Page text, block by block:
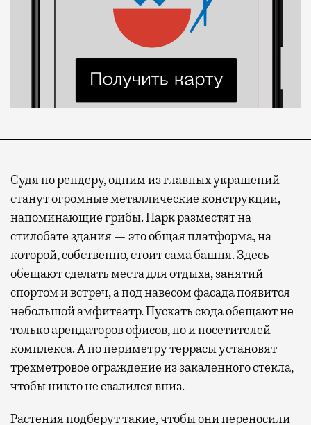
Судя порендеру, одним из главных украшений
станут огромные металлические конструкции,
напоминающие грибы. Парк разместят на
стилобате здания — это общая платформа, на
которой, собственно, стоит сама башня. Здесь
обещают сделать места для отдыха, занятий
спортом и встреч, а под навесом фасада появится
небольшой амфитеатр. Пускать сюда обещают не
только арендаторов офисов, но и посетителей
комплекса. А по периметру террасы установят
трехметровое ограждение из закаленного стекла,
чтобы никто не свалился вниз.
Растения подберут такие, чтобы они переносили